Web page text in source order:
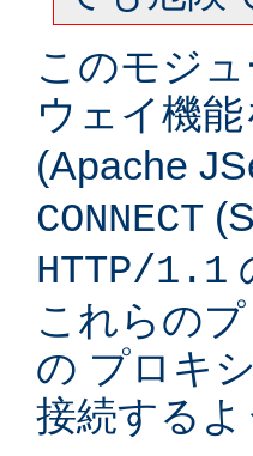
このモジ
ウェイ機
(Apache
CONNECT
HTTP/1.1
これらの
の プロキ
接続する